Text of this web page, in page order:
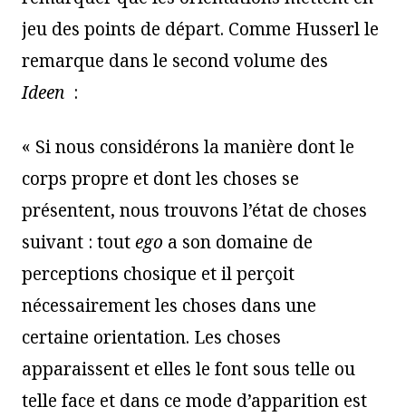
jeu des points de départ. Comme Husserl le
remarque dans le second volume des
Ideen :
« Si nous considérons la manière dont le
corps propre et dont les choses se
présentent, nous trouvons l’état de choses
suivant : toutego a son domaine de
perceptions chosique et il perçoit
nécessairement les choses dans une
certaine orientation. Les choses
apparaissent et elles le font sous telle ou
telle face et dans ce mode d’apparition est